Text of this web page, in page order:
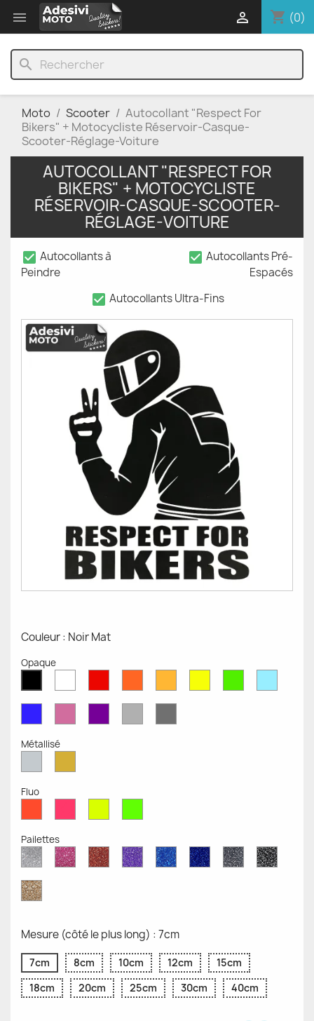
 shopping_cart (0)

search
Moto Scooter
Autocollant "Respect For
Bikers" + Motocycliste Réservoir-Casque-
Scooter-Réglage-Voiture
AUTOCOLLANT "RESPECT FOR
BIKERS" + MOTOCYCLISTE
RÉSERVOIR-CASQUE-SCOOTER-
RÉGLAGE-VOITURE
check_box Autocollants à
Peindre
check_box Autocollants Pré-
Espacés
check_box Autocollants Ultra-Fins
Couleur : Noir Mat
Opaque
Mat
Mat
Mat
Mat
Mate
OpaqueMat
Opaque
Mat
Mat
Mat
Clair
Foncé
Métallisé
MétalliséMétallique
Fluo
Fluo
Fluo
Fluo
Fluo
Pailettes
Diamant
Scintillant
Paillettes
Roses
Paillettes
Rouges
Paillettes
Violettes
Saphir
Bleu
Paillettes
Bleu
Gris
PailletéNoires
Paillettes
d'Or
Mesure (côté le plus long) : 7cm
7cm 8cm 10cm 12cm
15cm
18cm
20cm 25cm 30cm 40cm